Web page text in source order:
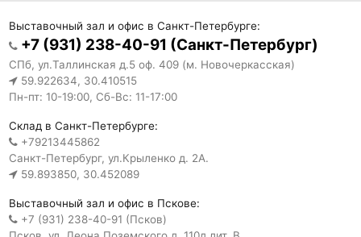
Выставочный зал и офис в Санкт-Петербурге:
+7 (931) 238-40-91 (Санкт-Петербург)
СПб, ул.Таллинская д.5 оф. 409 (м. Новочеркасская)
59.922634, 30.410515
Пн-пт: 10-19:00, Сб-Вс: 11-17:00
Склад в Санкт-Петербурге:
+79213445862
Санкт-Петербург, ул.Крыленко д. 2А.
59.893850, 30.452089
Выставочный зал и офис в Пскове:
+7 (931) 238-40-91 (Псков)